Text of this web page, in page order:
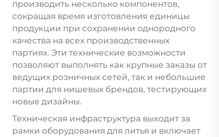
производить несколько компонентов,
сокращая время изготовления единицы
продукции при сохранении однородного
качества на всех производственных
партиях. Эти технические возможности
позволяют выполнять как крупные заказы от
ведущих розничных сетей, так и небольшие
партии для нишевых брендов, тестирующих
новые дизайны.
Техническая инфраструктура выходит за
рамки оборудования для литья и включает